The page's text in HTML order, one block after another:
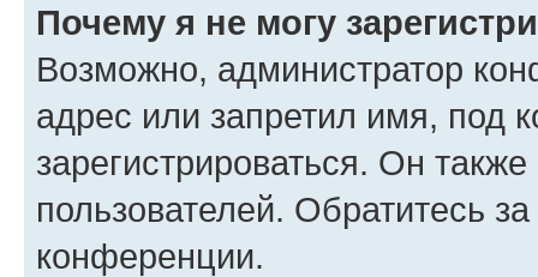
Почему я не могу
Возможно, администратор
адрес или запретил имя, под
зарегистрироваться. Он
пользователей. Обратитесь
конференции.